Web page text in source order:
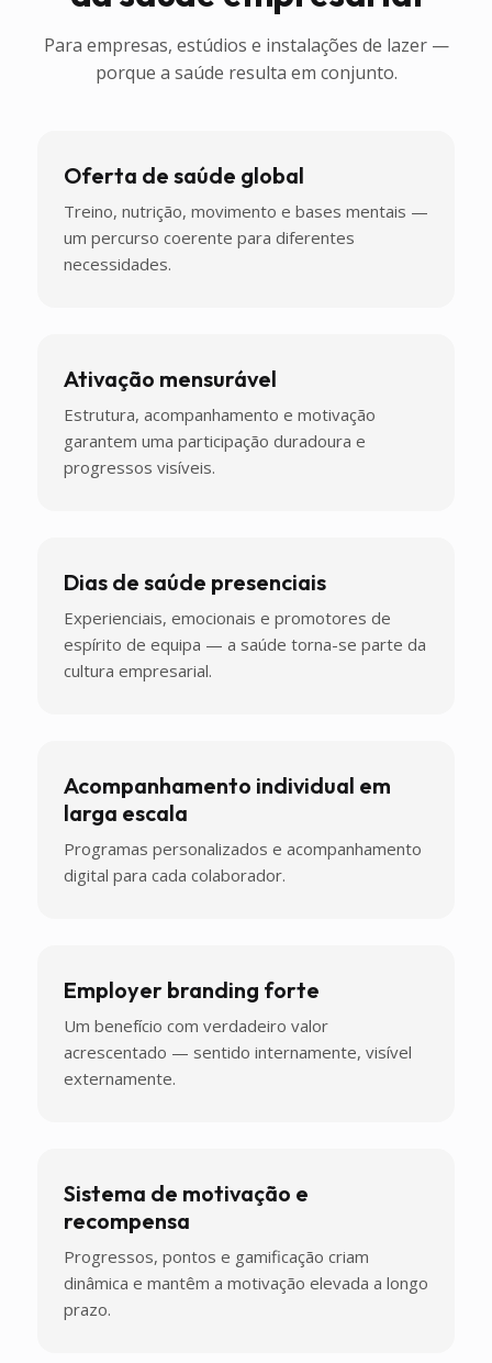
Para empresas, estúdios e instalações de lazer —
porque a saúde resulta em conjunto.
Oferta de saúde global
Treino, nutrição, movimento e bases mentais —
um percurso coerente para diferentes
necessidades.
Ativação mensurável
Estrutura, acompanhamento e motivação
garantem uma participação duradoura e
progressos visíveis.
Dias de saúde presenciais
Experienciais, emocionais e promotores de
espírito de equipa — a saúde torna-se parte da
cultura empresarial.
Acompanhamento individual em
larga escala
Programas personalizados e acompanhamento
digital para cada colaborador.
Employer branding forte
Um benefício com verdadeiro valor
acrescentado — sentido internamente, visível
externamente.
Sistema de motivação e
recompensa
Progressos, pontos e gamificação criam
dinâmica e mantêm a motivação elevada a longo
prazo.